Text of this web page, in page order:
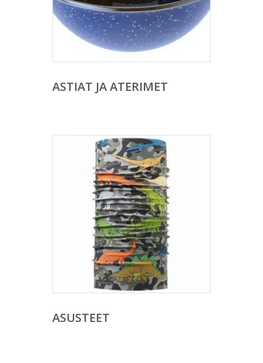
ASTIAT JA ATERIMET
ASUSTEET